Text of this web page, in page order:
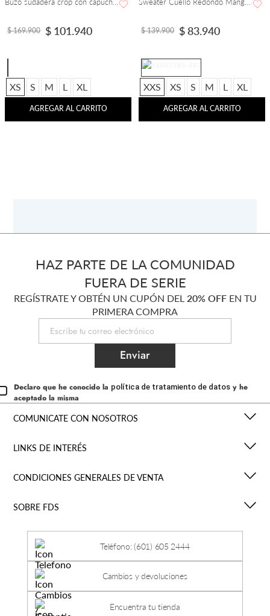
$ 169.900 $ 101.940
XS S M L XL
AGREGAR AL CARRITO
$ 139.900 $83.940
XXS XS S M L XL
AGREGAR AL CARRITO
HAZ PARTE DE LA COMUNIDAD
FUERA DE SERIE
REGÍSTRATE Y OBTÉN UN CUPÓN DEL 20% OFFEN TU
PRIMERA COMPRA
Enviar
Declaro que he conocido la política de tratamiento de datos y he
aceptado la misma
COMUNICATE CON NOSOTROS
LINKS DE INTERÉS
CONDICIONES GENERALES DE VENTA
SOBRE FDS
Teléfono: (601) 605 2444
Cambios y devoluciones
Encuentra tu tienda